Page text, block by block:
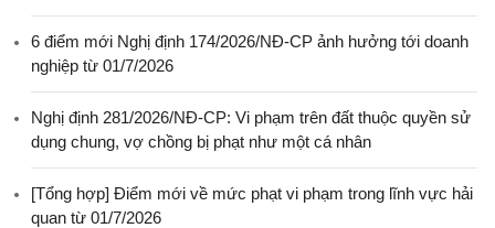
6 điểm mới Nghị định 174/2026/NĐ-CP ảnh hưởng tới doanh
nghiệp từ 01/7/2026
Nghị định 281/2026/NĐ-CP: Vi phạm trên đất thuộc quyền sử
dụng chung, vợ chồng bị phạt như một cá nhân
[Tổng hợp] Điểm mới về mức phạt vi phạm trong lĩnh vực hải
quan từ 01/7/2026